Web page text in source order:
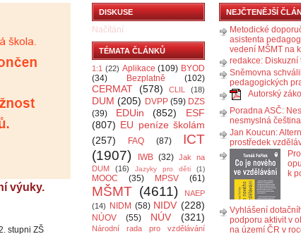
výuky.
stupni ZŠ
DISKUSE
Načítání
TÉMATA ČLÁNKŮ
1:1 (22) Aplikace (109) BYOD
(34)
Bezplatně (102)
CERMAT (578) CLIL (18)
DUM (205) DVPP (59) DZS
(39)
EDUin (852)
ESF
(807) EU peníze školám
(257)
FAQ (87)
ICT
(1907)
IWB (32) Jak na
DUM
(16) Jazyky pro děti (1)
MOOC (35) MPSV (61)
MŠMT (4611)
NAEP
(14)
NIDM (58) NIDV (228)
NÚOV (55) NÚV (321)
Národní rada pro vzdělávání
NEJČTENĚJŠÍ
Metodické
asistenta
vedení MŠMT na
redakce: Diskuzní
Sněmovna
pedagogických
Autorský
Poradna ASČ:
nesmyslná čeština
Jan Koucun:
prostředek
k
Vyhlášení
podporu aktivit v
na území ČR v